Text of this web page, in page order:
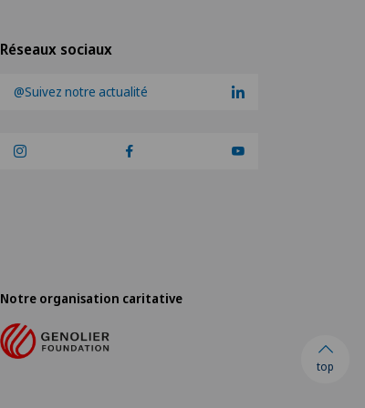
Réseaux sociaux
@Suivez notre actualité
Notre organisation caritative
top